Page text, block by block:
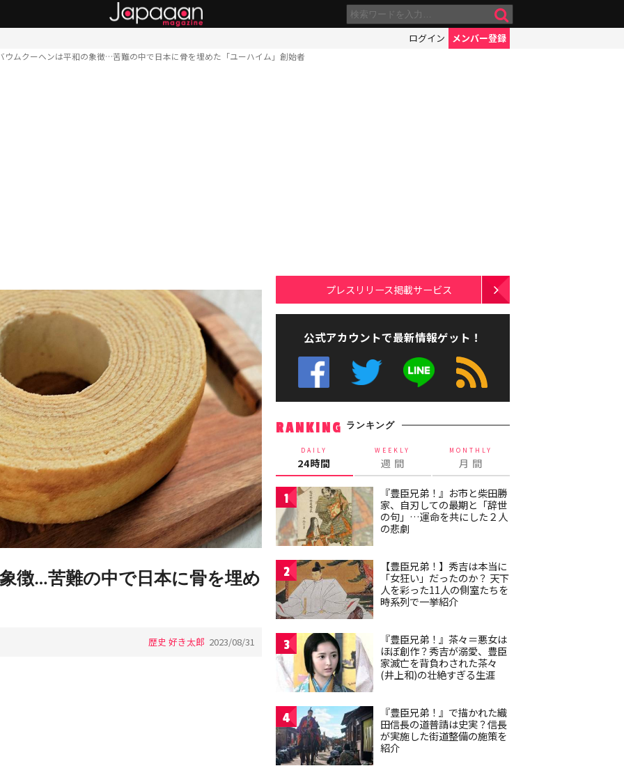
ログイン メンバー登録
ウムクーヘンは平和の象徴…苦難の中で日本に骨を埋めた「ユーハイム」創始者
徴…苦難の中で日本に骨を埋め
歴史 好き太郎 2023/08/31
プレスリリース掲載サービス
公式アカウントで最新情報ゲット！
RANKING ランキング
DAILY
24時間
WEEKLY
週 間
MONTHLY
月 間
1
『豊臣兄弟！』お市と柴田勝
家、自刃しての最期と「辞世
の句」…運命を共にした２人
の悲劇
2
【豊臣兄弟！】秀吉は本当に
「女狂い」だったのか？ 天下
人を彩った11人の側室たちを
時系列で一挙紹介
3
『豊臣兄弟！』茶々＝悪女は
ほぼ創作？秀吉が溺愛、豊臣
家滅亡を背負わされた茶々
(井上和)の壮絶すぎる生涯
4
『豊臣兄弟！』で描かれた織
田信長の道普請は史実？信長
が実施した街道整備の施策を
紹介